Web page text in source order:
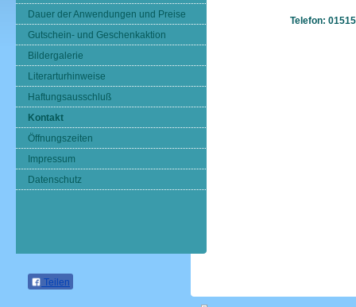
Telefon:
Dauer der Anwendungen und Preise
Gutschein- und Geschenkaktion
Bildergalerie
Literarturhinweise
Haftungsausschluß
Kontakt
Öffnungszeiten
Impressum
Datenschutz
Teilen